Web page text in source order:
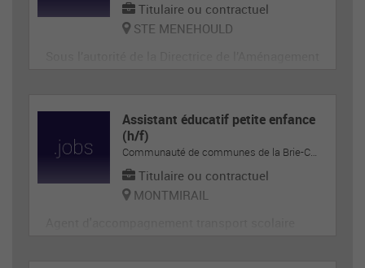
Titulaire ou contractuel
STE MENEHOULD
Communes de l’Argonne Champenoise et le Vice
-Président en charge de l’Aménagement du Territ
oire
Assistant éducatif petite enfance
(h/f)
Communauté de communes de la Brie-Champenoise
Titulaire ou contractuel
MONTMIRAIL